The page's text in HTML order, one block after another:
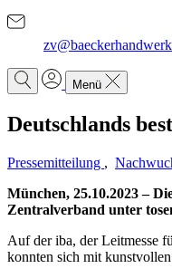
Menü
Deutschlands
Pressemitteilung ,
München, 25.10.2023 –
Zentralverband unter
Auf der iba, der Leitmesse
konnten sich mit